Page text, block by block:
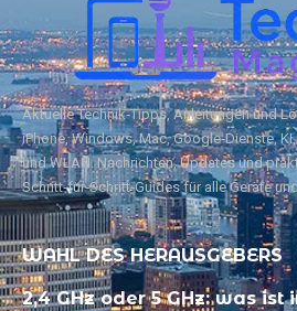
Aktuelle Technik‑Tipps, Anleitungen und
iPhone, Windows, Mac, Google‑Dienste,
und WLAN. Nachrichten, Updates und
Schritt‑für‑Schritt‑Guides für alle Geräte
WAHL DES HERAUSGEBERS
2,4 GHz oder 5 GHz: was